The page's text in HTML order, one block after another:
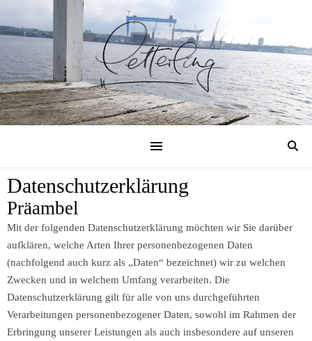
Datenschutzerklärung
Präambel
Mit der folgenden Datenschutzerklärung möchten wir Sie darüber
aufklären, welche Arten Ihrer personenbezogenen Daten
(nachfolgend auch kurz als „Daten“ bezeichnet) wir zu welchen
Zwecken und in welchem Umfang verarbeiten. Die
Datenschutzerklärung gilt für alle von uns durchgeführten
Verarbeitungen personenbezogener Daten, sowohl im Rahmen der
Erbringung unserer Leistungen als auch insbesondere auf unseren